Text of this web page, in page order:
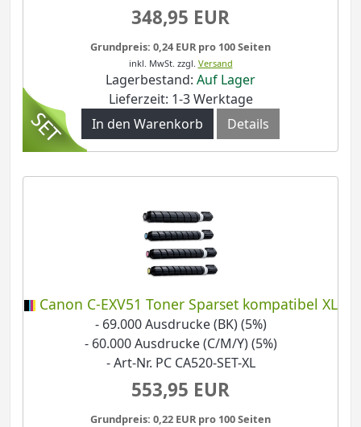
348,95 EUR
Grundpreis: 0,24 EUR pro 100 Seiten
inkl. MwSt. zzgl. Versand
Lagerbestand: Auf Lager
Lieferzeit: 1-3 Werktage
In den Warenkorb
Details
Canon C-EXV51 Toner Sparset kompatibel XL
- 69.000 Ausdrucke (BK) (5%)
- 60.000 Ausdrucke (C/M/Y) (5%)
- Art-Nr. PC CA520-SET-XL
553,95 EUR
Grundpreis: 0,22 EUR pro 100 Seiten